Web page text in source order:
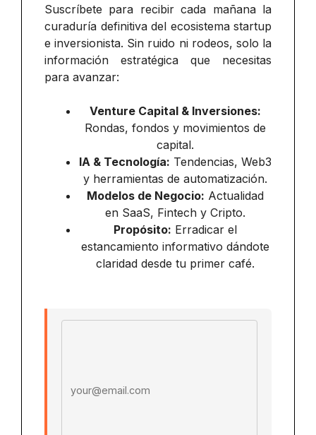
Suscríbete para recibir cada mañana la
curaduría definitiva del ecosistema startup
e inversionista. Sin ruido ni rodeos, solo la
información estratégica que necesitas
para avanzar:
Venture Capital & Inversiones:
Rondas, fondos y movimientos de
capital.
IA & Tecnología: Tendencias, Web3
y herramientas de automatización.
Modelos de Negocio: Actualidad
en SaaS, Fintech y Cripto.
Propósito: Erradicar el
estancamiento informativo dándote
claridad desde tu primer café.